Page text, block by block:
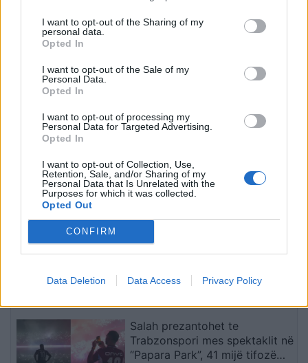
I want to opt-out of the Sharing of my
personal data.
Opted In
I want to opt-out of the Sale of my
Personal Data.
Opted In
I want to opt-out of processing my
Personal Data for Targeted Advertising.
Opted In
I want to opt-out of Collection, Use,
Retention, Sale, and/or Sharing of my
Personal Data that Is Unrelated with the
Purposes for which it was collected.
Opted Out
CONFIRM
Data Deletion Data Access Privacy Policy
Flakët përfshijnë banesën
dykatëshe në Fier,
konsiderueshme
Sulm i armatosur në një
një 14-vjeçar
Kodi Rrugor me masa më
të ashpra: Heqje e
gjoba të rritura dhe
rinj
kompania: Do ta apelojmë
Salah prezantohet te
Trabzonspori mes spektaklit në
“Papara Park”, 41 mijë tifozë